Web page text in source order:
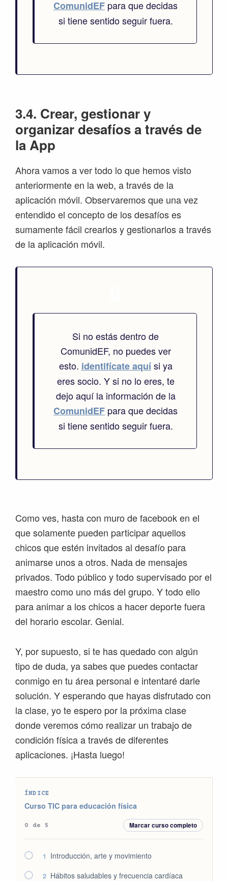
ComunidEF para que decidas
si tiene sentido seguir fuera.
3.4. Crear, gestionar y
organizar desafíos a través de
la App
Ahora vamos a ver todo lo que hemos visto
anteriormente en la web, a través de la
aplicación móvil. Observaremos que una vez
entendido el concepto de los desafíos es
sumamente fácil crearlos y gestionarlos a través
de la aplicación móvil.
Si no estás dentro de
ComunidEF, no puedes ver
esto. identifícate aquísi ya
eres socio. Y si no lo eres, te
dejo aquí la información de la
ComunidEF para que decidas
si tiene sentido seguir fuera.
Como ves, hasta con muro de facebook en el
que solamente pueden participar aquellos
chicos que estén invitados al desafío para
animarse unos a otros. Nada de mensajes
privados. Todo público y todo supervisado por el
maestro como uno más del grupo. Y todo ello
para animar a los chicos a hacer deporte fuera
del horario escolar. Genial.
Y, por supuesto, si te has quedado con algún
tipo de duda, ya sabes que puedes contactar
conmigo en tu área personal e intentaré darle
solución. Y esperando que hayas disfrutado con
la clase, yo te espero por la próxima clase
donde veremos cómo realizar un trabajo de
condición física a través de diferentes
aplicaciones. ¡Hasta luego!
ÍNDICE
Curso TIC para educación física
0 de 5 Marcar curso completo
1 Introducción, arte y movimiento
2 Hábitos saludables y frecuencia cardíaca